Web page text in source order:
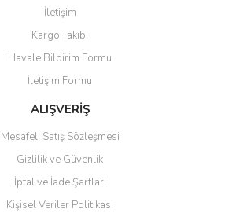
İletişim
Kargo Takibi
Havale Bildirim Formu
İletişim Formu
ALIŞVERİŞ
Mesafeli Satış Sözleşmesi
Gizlilik ve Güvenlik
İptal ve İade Şartları
Kişisel Veriler Politikası